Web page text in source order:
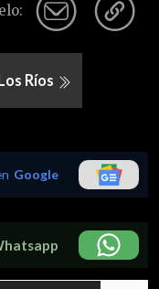
Ríos
Google